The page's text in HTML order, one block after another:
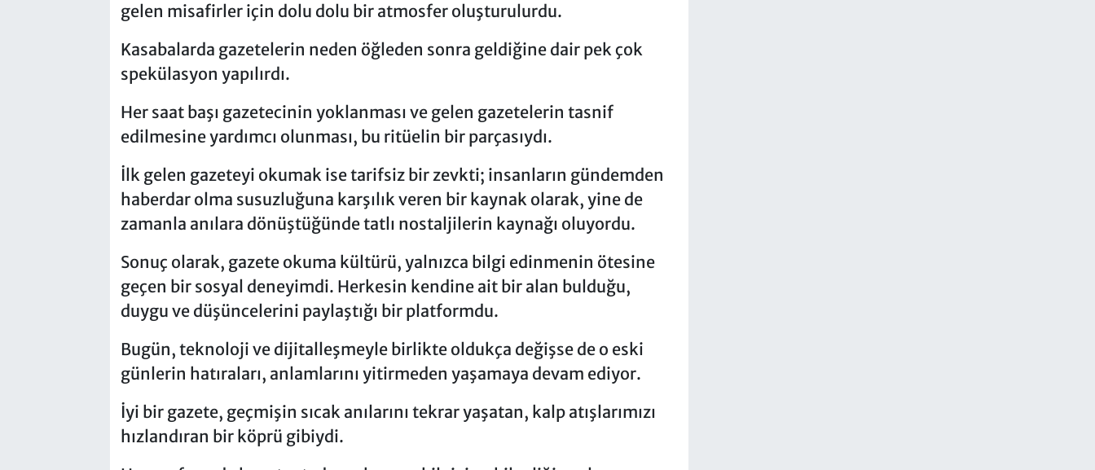
gelen misafirler için dolu dolu bir atmosfer oluşturulurdu.
Kasabalarda gazetelerin neden öğleden sonra geldiğine dair pek çok
spekülasyon yapılırdı.
Her saat başı gazetecinin yoklanması ve gelen gazetelerin tasnif
edilmesine yardımcı olunması, bu ritüelin bir parçasıydı.
İlk gelen gazeteyi okumak ise tarifsiz bir zevkti; insanların gündemden
haberdar olma susuzluğuna karşılık veren bir kaynak olarak, yine de
zamanla anılara dönüştüğünde tatlı nostaljilerin kaynağı oluyordu.
Sonuç olarak, gazete okuma kültürü, yalnızca bilgi edinmenin ötesine
geçen bir sosyal deneyimdi. Herkesin kendine ait bir alan bulduğu,
duygu ve düşüncelerini paylaştığı bir platformdu.
Bugün, teknoloji ve dijitalleşmeyle birlikte oldukça değişse de o eski
günlerin hatıraları, anlamlarını yitirmeden yaşamaya devam ediyor.
İyi bir gazete, geçmişin sıcak anılarını tekrar yaşatan, kalp atışlarımızı
hızlandıran bir köprü gibiydi.